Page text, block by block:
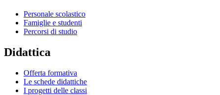
Personale scolastico
Famiglie e studenti
Percorsi di studio
Didattica
Offerta formativa
Le schede didattiche
I progetti delle classi